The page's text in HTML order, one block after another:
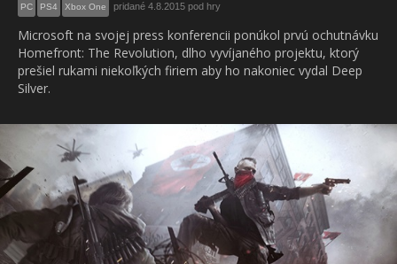
PC PS4 Xbox One pridané 4.8.2015 pod hry
Microsoft na svojej press konferencii ponúkol prvú ochutnávku
Homefront: The Revolution, dlho vyvíjaného projektu, ktorý
prešiel rukami niekoľkých firiem aby ho nakoniec vydal Deep
Silver.